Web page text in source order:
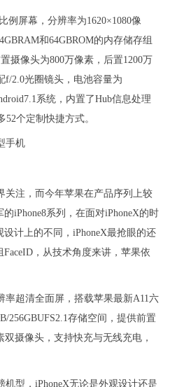
例屏幕，分辨率为1620×1080像
和64GBROM的内存储存组
摄像头为800万像素，后置1200万
f/2.0光圈镜头，电池容量为
系统，内置了Hub信息处理
个定制快捷方式。
关注，而今年苹果在产品序列上较
iPhone8系列，在面对iPhoneX的时
计上的不同，iPhoneX最抢眼的还
，从技术角度来讲，苹果依
率超清全面屏，搭载苹果最新A11六
256GBUFS2.1存储空间，提供前置
双摄像头，支持快充与无线充电，
机型，iPhoneX无论是外观设计还是